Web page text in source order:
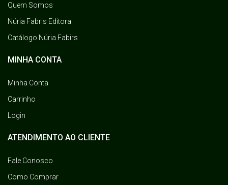
Quem Somos
Núria Fabris Editora
Catálogo Núria Fabirs
MINHA CONTA
Minha Conta
Carrinho
Login
ATENDIMENTO AO CLIENTE
Fale Conosco
Como Comprar